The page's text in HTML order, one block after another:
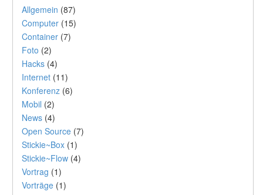
Allgemein (87)
Computer (15)
Container (7)
Foto (2)
Hacks (4)
Internet (11)
Konferenz (6)
Mobil (2)
News (4)
Open Source (7)
Stickie~Box (1)
Stickie~Flow (4)
Vortrag (1)
Vorträge (1)